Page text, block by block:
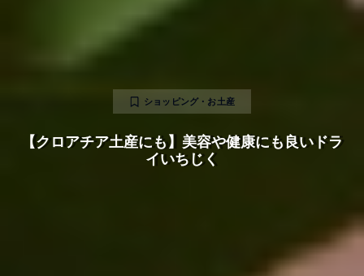
ショッピング・お土産
【クロアチア土産にも】美容や健康にも良いドラ
イいちじく